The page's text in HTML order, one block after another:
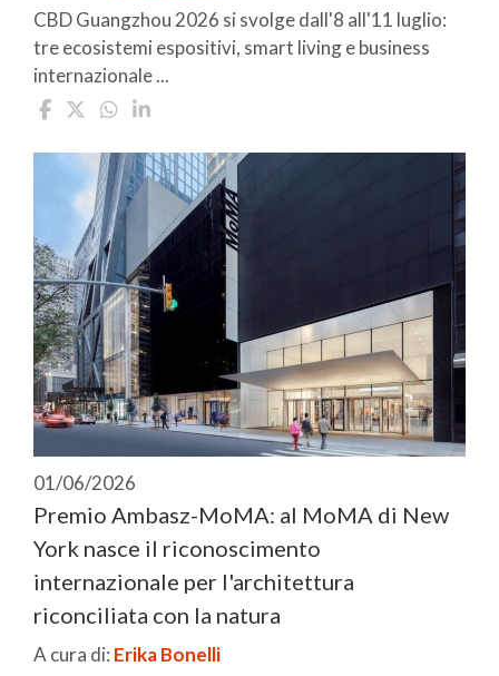
CBD Guangzhou 2026 si svolge dall'8 all'11 luglio:
tre ecosistemi espositivi, smart living e business
internazionale ...
01/06/2026
Premio Ambasz-MoMA: al MoMA di New
York nasce il riconoscimento
internazionale per l'architettura
riconciliata con la natura
A cura di: Erika Bonelli